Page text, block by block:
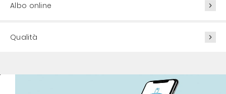
Albo online
Qualità